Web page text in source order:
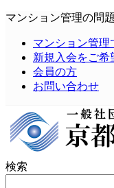
コ
ッ
プ
ナ
移
動
マンション管理の問
マンション管理
新規入会をご希
会員の方
お問い合わせ
検索